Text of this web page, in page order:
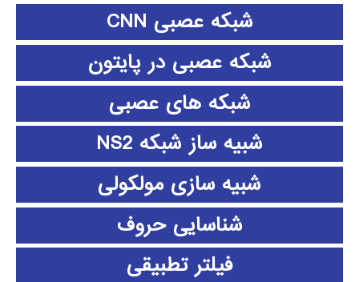
شبکه عصبی CNN
شبکه عصبی در پایتون
شبکه های عصبی
شبیه ساز شبکه NS2
شبیه سازی مولکولی
شناسایی حروف
فیلتر تطبیقی